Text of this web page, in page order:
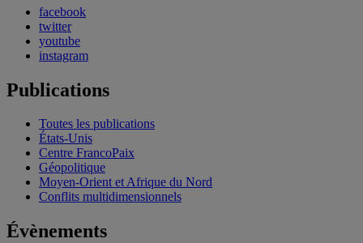
facebook
twitter
youtube
instagram
Publications
Toutes les publications
États-Unis
Centre FrancoPaix
Géopolitique
Moyen-Orient et Afrique du Nord
Conflits multidimensionnels
Évènements